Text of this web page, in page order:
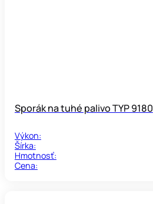
Sporák na tuhé palivo TYP 9180
Výkon:
Šírka:
Hmotnosť:
Cena: